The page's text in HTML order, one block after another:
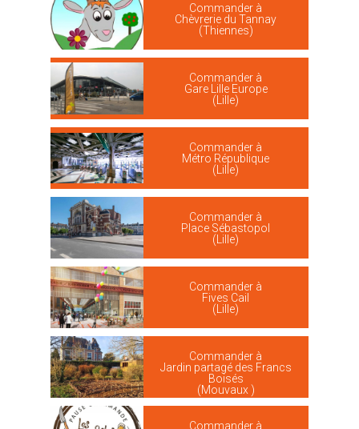
Commander à
Chèvrerie du Tannay
(Thiennes)
Commander à
Gare Lille Europe
(Lille)
Commander à
Métro République
(Lille)
Commander à
Place Sébastopol
(Lille)
Commander à
Fives Cail
(Lille)
Commander à
Jardin partagé des Francs
Boisés
(Mouvaux )
Commander à